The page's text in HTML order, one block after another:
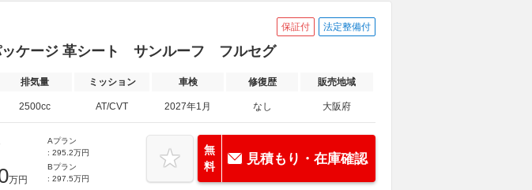
保証付 法定整備付
ッケージ 革シート サンルーフ フルセグ
排気量 ミッション 車検 修復歴 販売地域
2500cc AT/CVT 2027年1月 なし 大阪府
万円
Aプラン
: 295.2万円
Bプラン
: 297.5万円
無
料
見積もり・在庫確認